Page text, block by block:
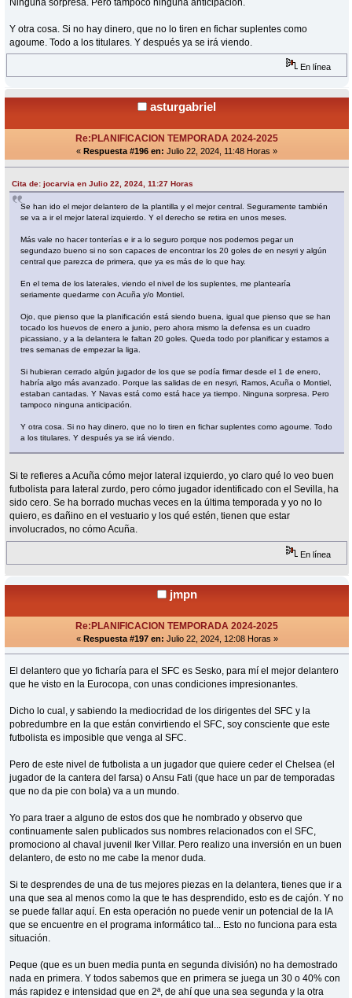
Ninguna sorpresa. Pero tampoco ninguna anticipación.
Y otra cosa. Si no hay dinero, que no lo tiren en fichar suplentes como
agoume. Todo a los titulares. Y después ya se irá viendo.
En línea
asturgabriel
Re:PLANIFICACION TEMPORADA 2024-2025
« Respuesta #196 en: Julio 22, 2024, 11:48 Horas »
Cita de: jocarvia en Julio 22, 2024, 11:27 Horas
Se han ido el mejor delantero de la plantilla y el mejor central. Seguramente también
se va a ir el mejor lateral izquierdo. Y el derecho se retira en unos meses.
Más vale no hacer tonterías e ir a lo seguro porque nos podemos pegar un
segundazo bueno si no son capaces de encontrar los 20 goles de en nesyri y algún
central que parezca de primera, que ya es más de lo que hay.
En el tema de los laterales, viendo el nivel de los suplentes, me plantearía
seriamente quedarme con Acuña y/o Montiel.
Ojo, que pienso que la planificación está siendo buena, igual que pienso que se han
tocado los huevos de enero a junio, pero ahora mismo la defensa es un cuadro
picassiano, y a la delantera le faltan 20 goles. Queda todo por planificar y estamos a
tres semanas de empezar la liga.
Si hubieran cerrado algún jugador de los que se podía firmar desde el 1 de enero,
habría algo más avanzado. Porque las salidas de en nesyri, Ramos, Acuña o Montiel,
estaban cantadas. Y Navas está como está hace ya tiempo. Ninguna sorpresa. Pero
tampoco ninguna anticipación.
Y otra cosa. Si no hay dinero, que no lo tiren en fichar suplentes como agoume. Todo
a los titulares. Y después ya se irá viendo.
Si te refieres a Acuña cómo mejor lateral izquierdo, yo claro qué lo veo buen
futbolista para lateral zurdo, pero cómo jugador identificado con el Sevilla, ha
sido cero. Se ha borrado muchas veces en la última temporada y yo no lo
quiero, es dañino en el vestuario y los qué estén, tienen que estar
involucrados, no cómo Acuña.
En línea
jmpn
Re:PLANIFICACION TEMPORADA 2024-2025
« Respuesta #197 en: Julio 22, 2024, 12:08 Horas »
El delantero que yo ficharía para el SFC es Sesko, para mí el mejor delantero
que he visto en la Eurocopa, con unas condiciones impresionantes.
Dicho lo cual, y sabiendo la mediocridad de los dirigentes del SFC y la
pobredumbre en la que están convirtiendo el SFC, soy consciente que este
futbolista es imposible que venga al SFC.
Pero de este nivel de futbolista a un jugador que quiere ceder el Chelsea (el
jugador de la cantera del farsa) o Ansu Fati (que hace un par de temporadas
que no da pie con bola) va a un mundo.
Yo para traer a alguno de estos dos que he nombrado y observo que
continuamente salen publicados sus nombres relacionados con el SFC,
promociono al chaval juvenil Iker Villar. Pero realizo una inversión en un buen
delantero, de esto no me cabe la menor duda.
Si te desprendes de una de tus mejores piezas en la delantera, tienes que ir a
una que sea al menos como la que te has desprendido, esto es de cajón. Y no
se puede fallar aquí. En esta operación no puede venir un potencial de la IA
que se encuentre en el programa informático tal... Esto no funciona para esta
situación.
Peque (que es un buen media punta en segunda división) no ha demostrado
nada en primera. Y todos sabemos que en primera se juega un 30 o 40% con
más rapidez e intensidad que en 2ª, de ahí que una sea segunda y la otra